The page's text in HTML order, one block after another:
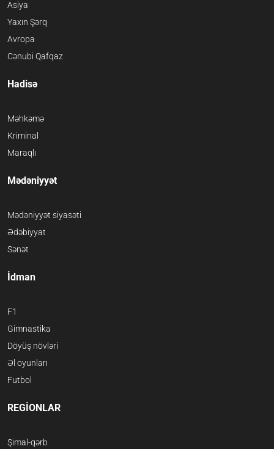
Asiya
Yaxın Şərq
Avropa
Cənubi Qafqaz
Hadisə
Məhkəmə
Kriminal
Maraqlı
Mədəniyyət
Mədəniyyət siyasəti
Ədəbiyyat
Sənət
İdman
F1
Gimnastika
Döyüş növləri
Əl oyunları
Futbol
REGİONLAR
Şimal-qərb